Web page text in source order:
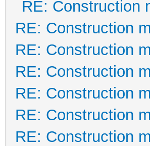
RE: Construction
RE: Construction
RE: Construction
RE: Construction
RE: Construction
RE: Construction
RE: Construction